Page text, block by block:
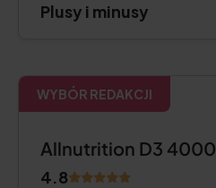
Plusy i minusy
WYBÓR REDAKCJI
Allnutrition D3 4000
4.8